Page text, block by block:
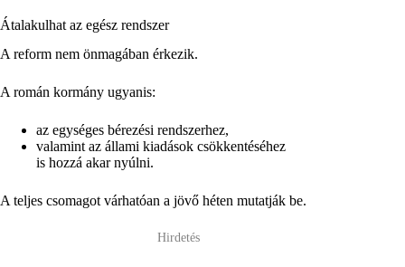
Átalakulhat az egész rendszer
A reform nem önmagában érkezik.
A román kormány ugyanis:
az egységes bérezési rendszerhez,
valamint az állami kiadások csökkentéséhez
is hozzá akar nyúlni.
A teljes csomagot várhatóan a jövő héten mutatják be.
Hirdetés